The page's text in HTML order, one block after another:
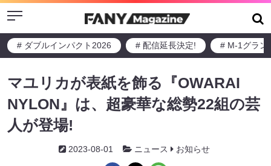
Menu
# ダブルインパクト2026 # 配信延長決定! # M-1グラン
マユリカが表紙を飾る『OWARAI
NYLON』は、超豪華な総勢22組の芸
人が登場!
2023-08-01 ニュース お知らせ